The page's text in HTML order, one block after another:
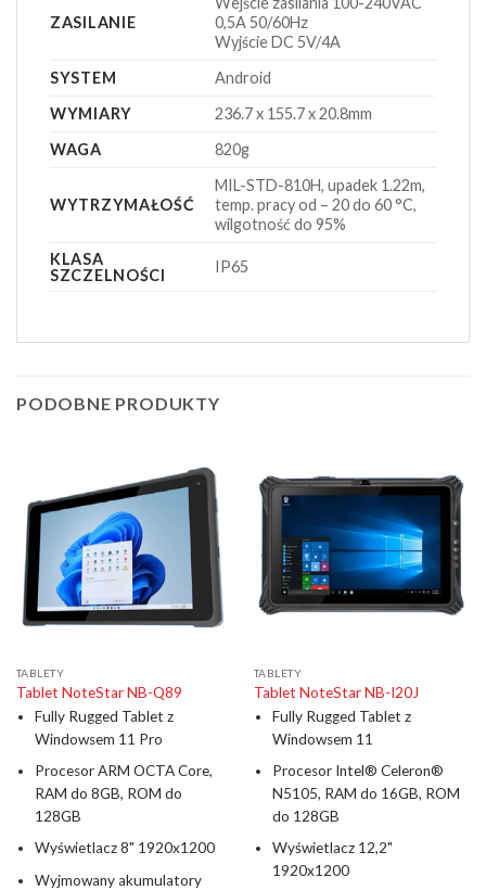
ZASILANIE
0,5A 50/60Hz
Wyjście DC 5V/4A
SYSTEM
Android
WYMIARY
236.7 x 155.7 x 20.8mm
WAGA
820g
WYTRZYMAŁOŚĆ
MIL-STD-810H, upadek 1.22m,
temp. pracy od – 20 do 60 °C,
wilgotność do 95%
KLASA
SZCZELNOŚCI
IP65
PODOBNE PRODUKTY
TABLETY
Tablet NoteStar NB-Q89
Fully Rugged Tablet z
Windowsem 11 Pro
Procesor ARM OCTA Core,
RAM do 8GB, ROM do
128GB
Wyświetlacz 8" 1920x1200
Wyjmowany akumulatory
TABLETY
Tablet NoteStar NB-I20J
Fully Rugged Tablet z
Windowsem 11
Procesor Intel® Celeron®
N5105, RAM do 16GB, ROM
do 128GB
Wyświetlacz 12,2"
1920x1200